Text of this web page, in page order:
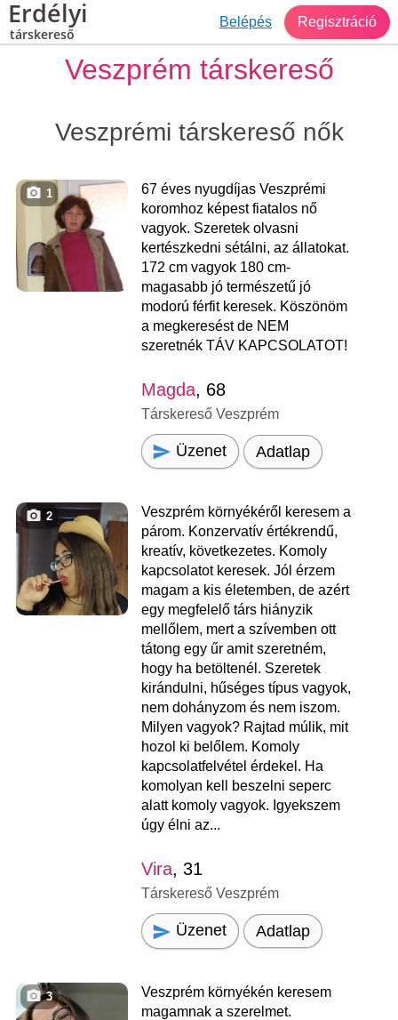
Erdélyi
társkereső
Belépés Regisztráció
Veszprém társkereső
Veszprémi társkereső nők
1
67 éves nyugdíjas Veszprémi
koromhoz képest fiatalos nő
vagyok. Szeretek olvasni
kertészkedni sétálni, az állatokat.
172 cm vagyok 180 cm-
magasabb jó természetű jó
modorú férfit keresek. Köszönöm
a megkeresést de NEM
szeretnék TÁV KAPCSOLATOT!
Magda, 68
Társkereső Veszprém
Üzenet Adatlap
2
Veszprém környékéről keresem a
párom. Konzervatív értékrendű,
kreatív, következetes. Komoly
kapcsolatot keresek. Jól érzem
magam a kis életemben, de azért
egy megfelelő társ hiányzik
mellőlem, mert a szívemben ott
tátong egy űr amit szeretném,
hogy ha betöltenél. Szeretek
kirándulni, hűséges típus vagyok,
nem dohányzom és nem iszom.
Milyen vagyok? Rajtad múlik, mit
hozol ki belőlem. Komoly
kapcsolatfelvétel érdekel. Ha
komolyan kell beszelni seperc
alatt komoly vagyok. Igyekszem
úgy élni az...
Vira, 31
Társkereső Veszprém
Üzenet Adatlap
3
Veszprém környékén keresem
magamnak a szerelmet.